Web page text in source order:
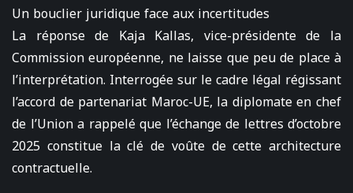
Un bouclier juridique face aux incertitudes
La réponse de Kaja Kallas, vice-présidente de la
Commission européenne, ne laisse que peu de place à
l’interprétation. Interrogée sur le cadre légal régissant
l’accord de partenariat Maroc-UE, la diplomate en chef
de l’Union a rappelé que l’échange de lettres d’octobre
2025 constitue la clé de voûte de cette architecture
contractuelle.